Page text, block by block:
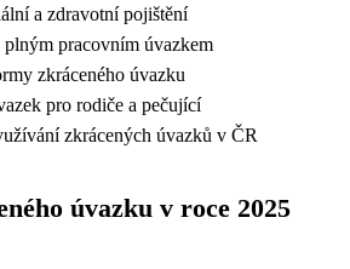
a zdravotní pojištění
plným pracovním úvazkem
zkráceného úvazku
pro rodiče a pečující
zkrácených úvazků v ČR
úvazku v roce 2025